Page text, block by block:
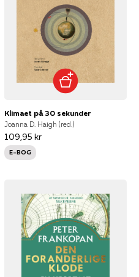
Klimaet på 30 sekunder
Joanna D. Haigh (red.)
109,95 kr
E-BOG